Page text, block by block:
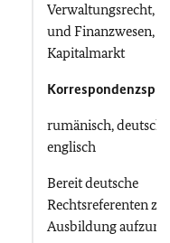
Verwaltungsrecht,
und Finanzwesen,
Kapitalmarkt
rumänisch, deutsch,
englisch
Bereit deutsche
Rechtsreferenten zur
Ausbildung